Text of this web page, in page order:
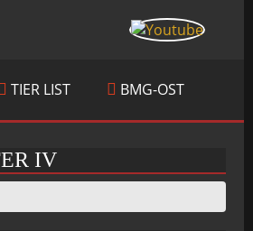
TIER LIST BMG-OST
IV